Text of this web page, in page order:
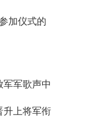
加仪式的
军军歌声中
升上将军衔